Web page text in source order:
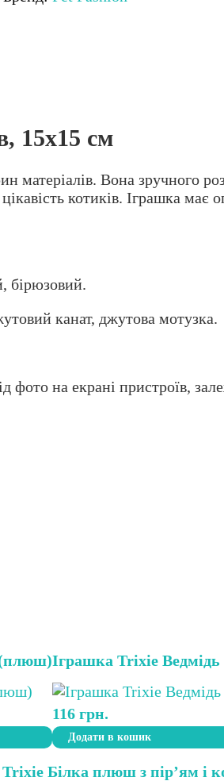
15х15 см
матеріалів. Вона зручного
котиків. Іграшка має
бірюзовий.
канат, джутова мотузка.
фото на екрані пристроїв,
(плюш)Іграшка Trixie
116 грн.
Додати в кошик
Білка плюш з пір’ям і